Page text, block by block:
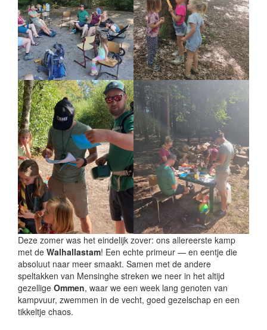
Deze zomer was het eindelijk zover: ons allereerste kamp
met de Walhallastam! Een echte primeur — en eentje die
absoluut naar meer smaakt. Samen met de andere
speltakken van Mensinghe streken we neer in het altijd
gezellige Ommen, waar we een week lang genoten van
kampvuur, zwemmen in de vecht, goed gezelschap en een
tikkeltje chaos.